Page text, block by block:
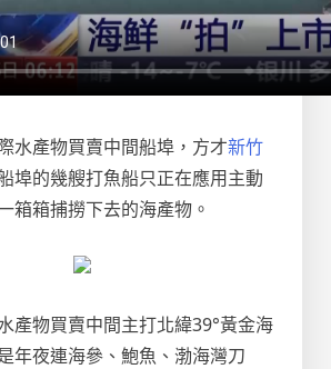
水產物買賣中間船埠，方才新竹
埠的幾艘打魚船只正在應用主動
箱箱捕撈下去的海產物。
產物買賣中間主打北緯39°黃金海
年夜連海參、鮑魚、渤海灣刀